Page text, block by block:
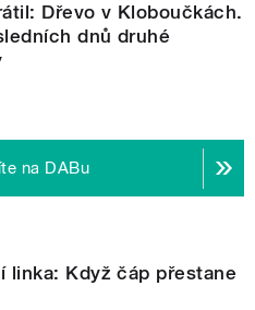
Dřevo v Kloboučkách.
dnů druhé
na DABu
linka: Když čáp přestane